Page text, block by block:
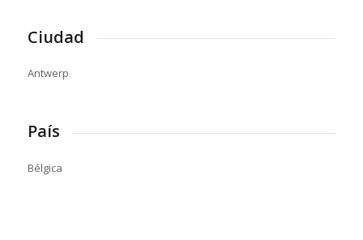
Ciudad
Antwerp
País
Bélgica